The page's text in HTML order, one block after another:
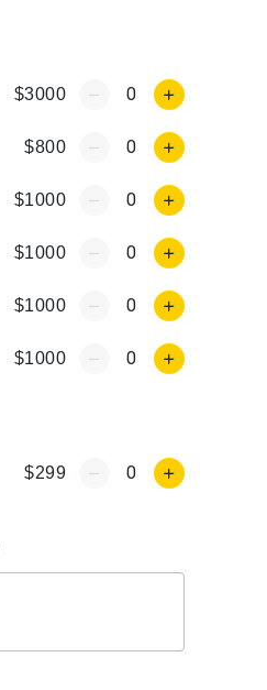
$3000 0
$800 0
$1000 0
$1000 0
$1000 0
$1000 0
$299 0